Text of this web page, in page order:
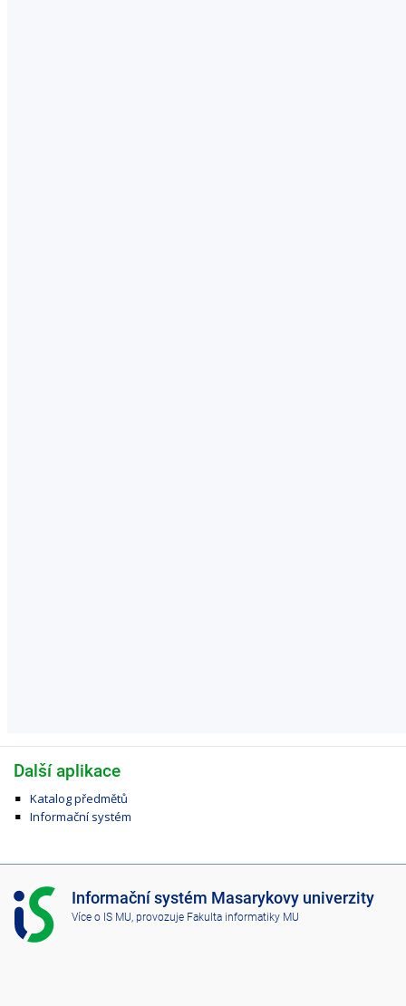
Další aplikace
Katalog předmětů
Informační systém
I
S
M
Informační systém Masarykovy univerzity
Více o IS MU , provozuje Fakulta informatiky MU